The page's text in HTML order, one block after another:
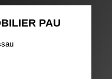
PAU